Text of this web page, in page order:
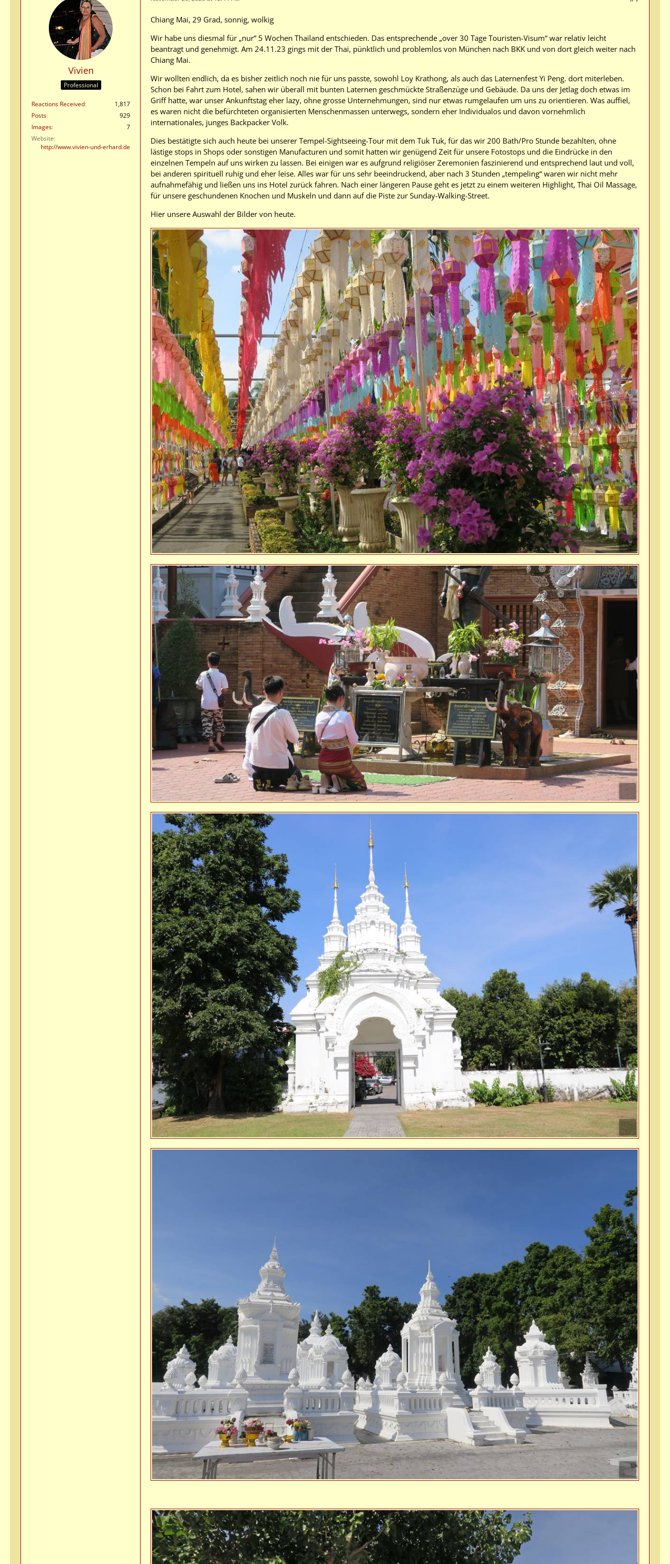
Vivien
Professional
Reactions Received
1,817
Posts
929
Images
7
Website
http://www.vivien-und-erhard.de
Chiang Mai, 29 Grad, sonnig, wolkig
Wir habe uns diesmal für „nur“ 5 Wochen Thailand entschieden. Das entsprechende „over 30 Tage Touristen-Visum“ war relativ leicht
beantragt und genehmigt. Am 24.11.23 gings mit der Thai, pünktlich und problemlos von München nach BKK und von dort gleich weiter nach
Chiang Mai.
Wir wollten endlich, da es bisher zeitlich noch nie für uns passte, sowohl Loy Krathong, als auch das Laternenfest Yi Peng. dort miterleben.
Schon bei Fahrt zum Hotel, sahen wir überall mit bunten Laternen geschmückte Straßenzüge und Gebäude. Da uns der Jetlag doch etwas im
Griff hatte, war unser Ankunftstag eher lazy, ohne grosse Unternehmungen, sind nur etwas rumgelaufen um uns zu orientieren. Was auffiel,
es waren nicht die befürchteten organisierten Menschenmassen unterwegs, sondern eher Individualos und davon vornehmlich
internationales, junges Backpacker Volk.
Dies bestätigte sich auch heute bei unserer Tempel-Sightseeing-Tour mit dem Tuk Tuk, für das wir 200 Bath/Pro Stunde bezahlten, ohne
lästige stops in Shops oder sonstigen Manufacturen und somit hatten wir genügend Zeit für unsere Fotostops und die Eindrücke in den
einzelnen Tempeln auf uns wirken zu lassen. Bei einigen war es aufgrund religiöser Zeremonien faszinierend und entsprechend laut und voll,
bei anderen spirituell ruhig und eher leise. Alles war für uns sehr beeindruckend, aber nach 3 Stunden „tempeling“ waren wir nicht mehr
aufnahmefähig und ließen uns ins Hotel zurück fahren. Nach einer längeren Pause geht es jetzt zu einem weiteren Highlight, Thai Oil Massage,
für unsere geschundenen Knochen und Muskeln und dann auf die Piste zur Sunday-Walking-Street.
Hier unsere Auswahl der Bilder von heute.